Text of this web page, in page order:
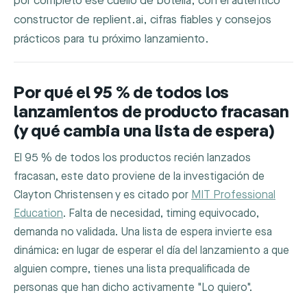
constructor de replient.ai, cifras fiables y consejos
prácticos para tu próximo lanzamiento.
Por qué el 95 % de todos los
lanzamientos de producto fracasan
(y qué cambia una lista de espera)
El 95 % de todos los productos recién lanzados
fracasan, este dato proviene de la investigación de
Clayton Christensen y es citado por MIT Professional
Education. Falta de necesidad, timing equivocado,
demanda no validada. Una lista de espera invierte esa
dinámica: en lugar de esperar el día del lanzamiento a que
alguien compre, tienes una lista prequalificada de
personas que han dicho activamente "Lo quiero".